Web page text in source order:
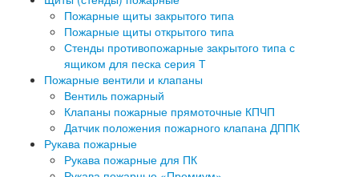
Пожарные щиты закрытого типа
Пожарные щиты открытого типа
Стенды противопожарные закрытого типа с
ящиком для песка серия Т
Пожарные вентили и клапаны
Вентиль пожарный
Клапаны пожарные прямоточные КПЧП
Датчик положения пожарного клапана ДППК
Рукава пожарные
Рукава пожарные для ПК